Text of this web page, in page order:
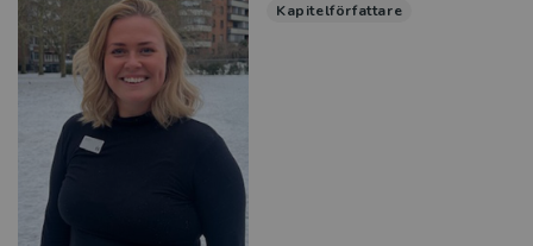
Kapitelförfattare